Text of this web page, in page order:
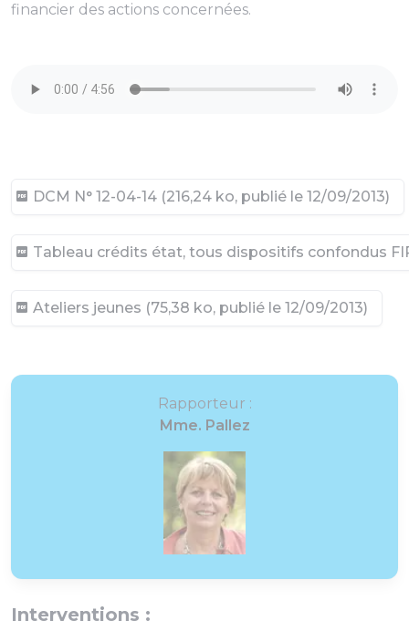
financier des actions concernées.
DCM N° 12-04-14 (216,24 ko, publié le 12/09/2013)
Tableau crédits état, tous dispositifs confondus
Ateliers jeunes (75,38 ko, publié le 12/09/2013)
Rapporteur :
Mme. Pallez
Interventions :